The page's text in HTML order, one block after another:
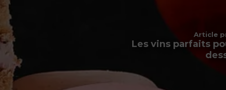
Article
Les vins parfaits